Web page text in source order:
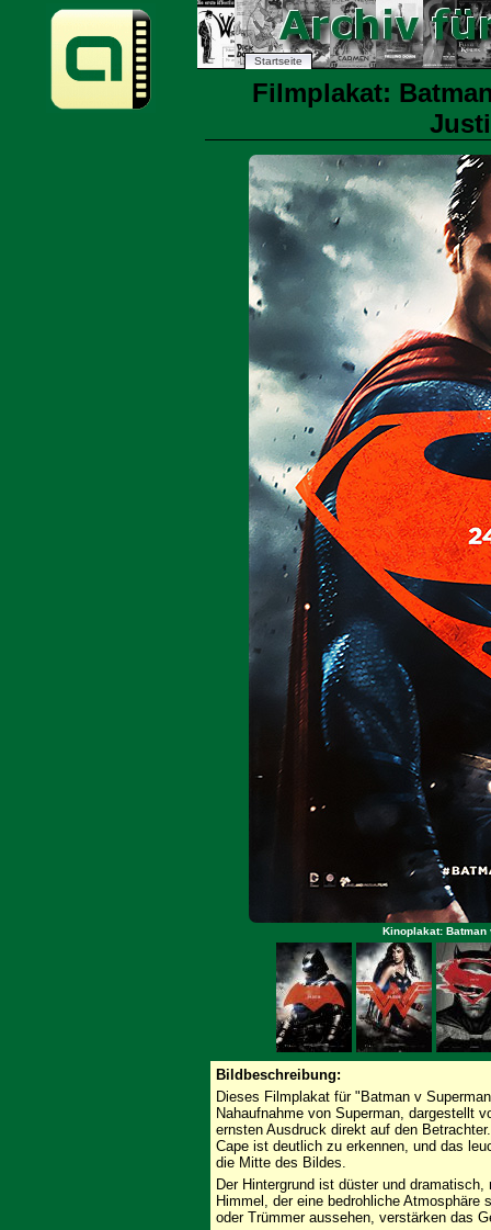
Startseite
Filmplakat:
Kinoplakat: Batman
Bildbeschreibung:
Dieses Filmplakat für "Batman v
Nahaufnahme von Superman, dargestellt
ernsten Ausdruck direkt auf den
Cape ist deutlich zu erkennen, und das
die Mitte des Bildes.
Der Hintergrund ist düster und
Himmel, der eine bedrohliche
oder Trümmer aussehen, verstärken das